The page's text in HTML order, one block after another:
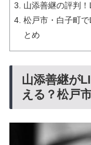
山添善継の評判
松戸市・白子町
とめ
山添善継が
える？松戸